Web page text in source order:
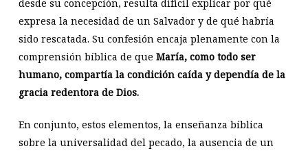
desde su concepción, resulta difícil explicar por qué
expresa la necesidad de un Salvador y de qué habría
sido rescatada. Su confesión encaja plenamente con la
comprensión bíblica de que María, como todo ser
humano, compartía la condición caída y dependía de la
gracia redentora de Dios.
En conjunto, estos elementos, la enseñanza bíblica
sobre la universalidad del pecado, la ausencia de un